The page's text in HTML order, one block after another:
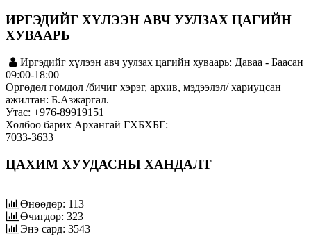
ИРГЭДИЙГ ХҮЛЭЭН АВЧ УУЛЗАХ ЦАГИЙН
ХУВААРЬ
Иргэдийг хүлээн авч уулзах цагийн хуваарь: Даваа - Баасан
09:00-18:00
Өргөдөл гомдол /бичиг хэрэг, архив, мэдээлэл/ хариуцсан
ажилтан: Б.Азжаргал.
Утас: +976-89919151
Холбоо барих Архангай ГХБХБГ:
7033-3633
ЦАХИМ ХУУДАСНЫ ХАНДАЛТ
Өнөөдөр: 113
Өчигдөр: 323
Энэ сард: 3543